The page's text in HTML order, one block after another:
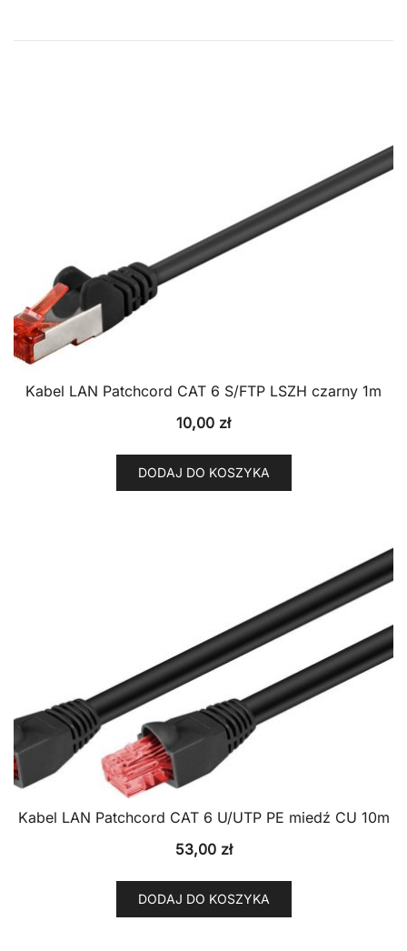
Kabel LAN Patchcord CAT 6 S/FTP LSZH czarny 1m
10,00 zł
DODAJ DO KOSZYKA
Kabel LAN Patchcord CAT 6 U/UTP PE miedź CU 10m
53,00 zł
DODAJ DO KOSZYKA